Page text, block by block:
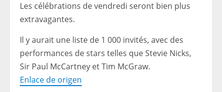
Les célébrations de vendredi seront bien plus
extravagantes.
Il y aurait une liste de 1 000 invités, avec des
performances de stars telles que Stevie Nicks,
Sir Paul McCartney et Tim McGraw.
Enlace de origen